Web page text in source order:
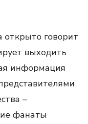
открыто говорит
выходить
информация
–
фанаты